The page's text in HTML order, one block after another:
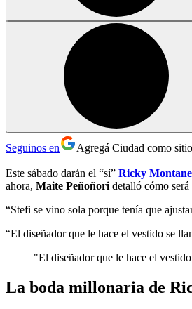
Seguinos en Agregá Ciudad como
Este sábado darán el “sí” Ricky
ahora, Maite Peñoñori detalló cómo
“Stefi se vino sola porque tenía que
“El diseñador que le hace el vestido se
"El diseñador que le hace el
La boda millonaria de